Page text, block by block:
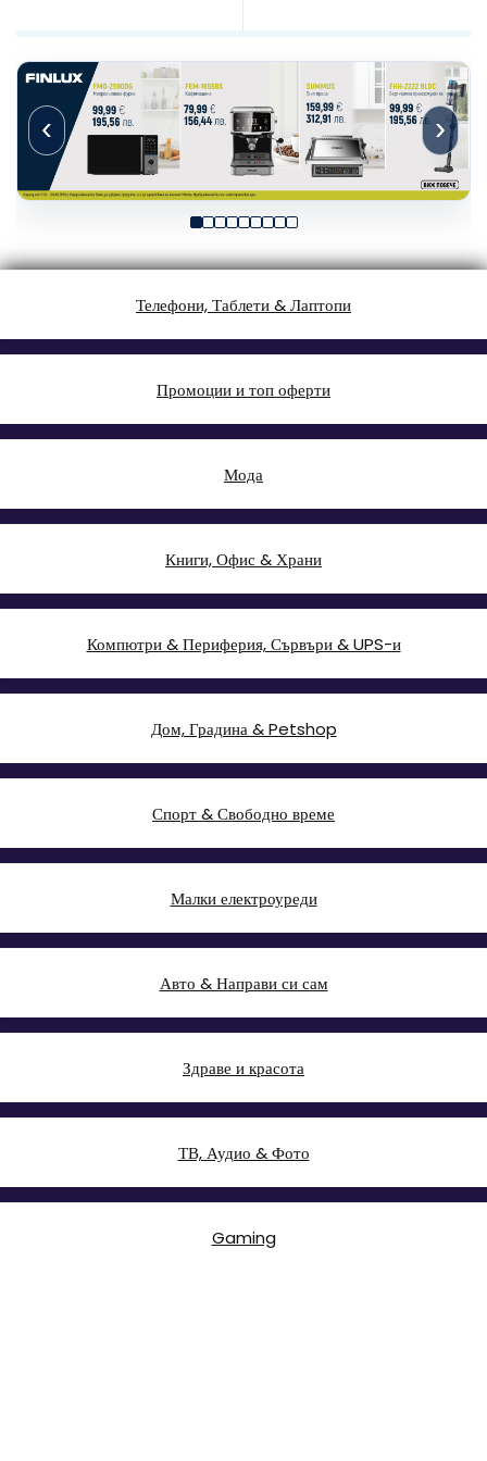
‹ ›
Телефони, Таблети & Лаптопи
Промоции и топ оферти
Мода
Книги, Офис & Храни
Компютри & Периферия, Сървъри & UPS-и
Дом, Градина & Petshop
Спорт & Свободно време
Малки електроуреди
Авто & Направи си сам
Здраве и красота
ТВ, Аудио & Фото
Gaming